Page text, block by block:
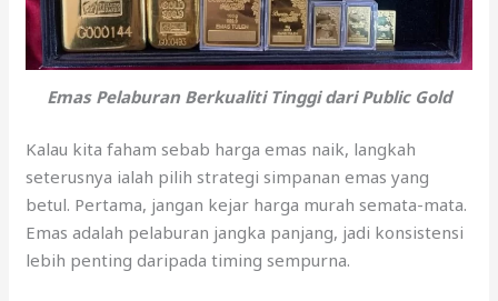
Emas Pelaburan Berkualiti Tinggi dari Public Gold
Kalau kita faham sebab harga emas naik, langkah
seterusnya ialah pilih strategi simpanan emas yang
betul. Pertama, jangan kejar harga murah semata-mata.
Emas adalah pelaburan jangka panjang, jadi konsistensi
lebih penting daripada timing sempurna.